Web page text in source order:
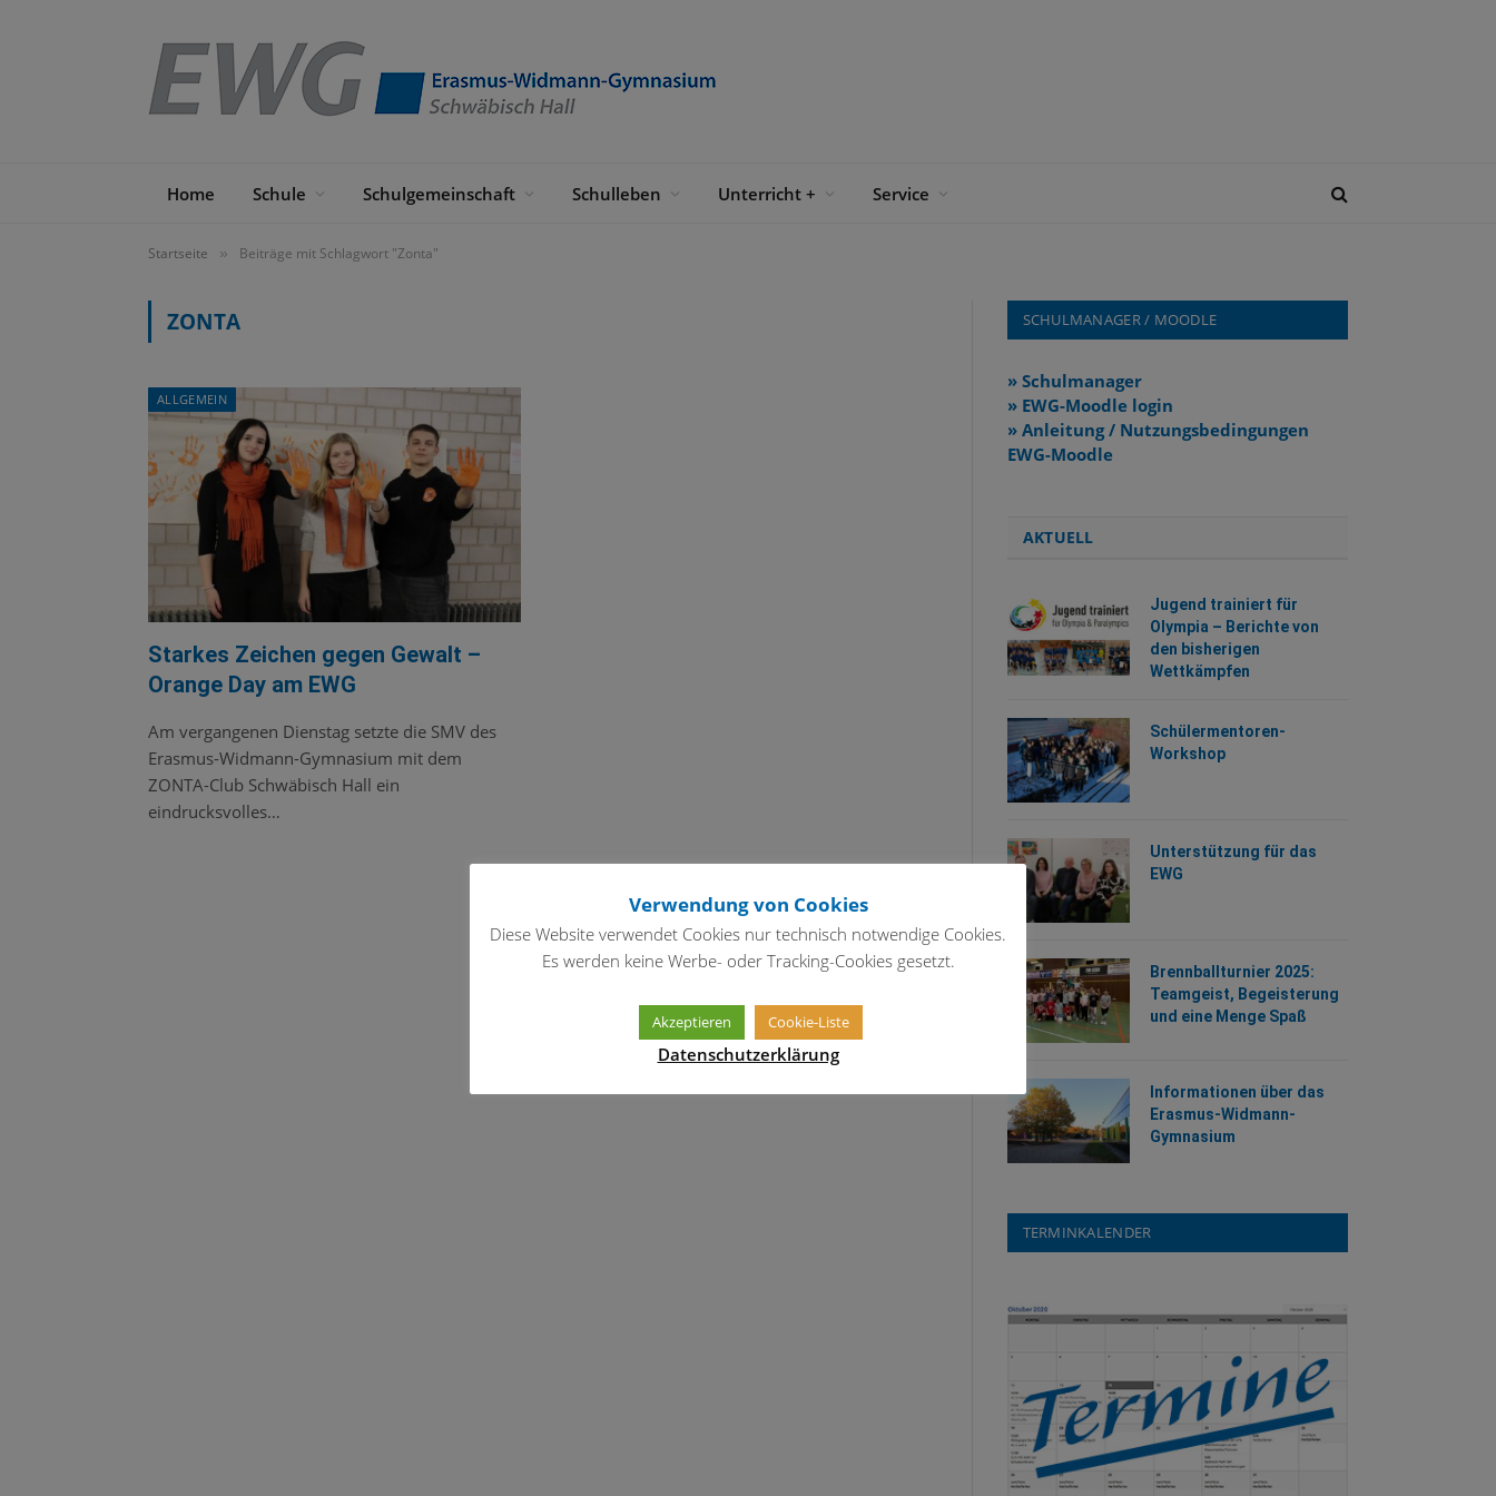
Home Schule Schulgemeinschaft Schulleben Unterricht + Service
Startseite » Beiträge mit Schlagwort "Zonta"
ZONTA
ALLGEMEIN
Starkes Zeichen gegen Gewalt –
Orange Day am EWG
Am vergangenen Dienstag setzte die SMV des
Erasmus-Widmann-Gymnasium mit dem
ZONTA-Club Schwäbisch Hall ein
eindrucksvolles…
SCHULMANAGER / MOODLE
» Schulmanager
» EWG-Moodle login
» Anleitung / Nutzungsbedingungen
EWG-Moodle
AKTUELL
Jugend trainiert für
Olympia – Berichte von
den bisherigen
Wettkämpfen
Schülermentoren-
Workshop
Unterstützung für das
EWG
Brennballturnier 2025:
Teamgeist, Begeisterung
und eine Menge Spaß
Informationen über das
Erasmus-Widmann-
Gymnasium
TERMINKALENDER
Verwendung von Cookies
Diese Website verwendet Cookies nur technisch notwendige Cookies.
Es werden keine Werbe- oder Tracking-Cookies gesetzt.
Akzeptieren Cookie-Liste
Datenschutzerklärung